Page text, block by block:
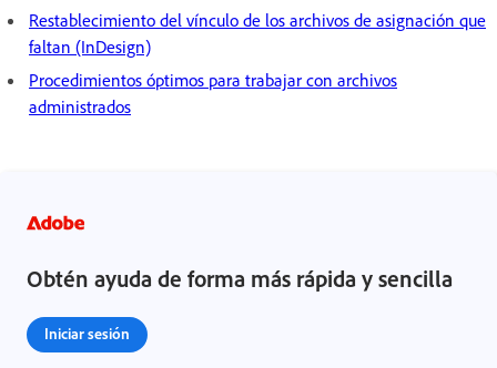
Restablecimiento del vínculo de los archivos de asignación que
faltan (InDesign)
Procedimientos óptimos para trabajar con archivos
administrados
Obtén ayuda de forma más rápida y sencilla
Iniciar sesión